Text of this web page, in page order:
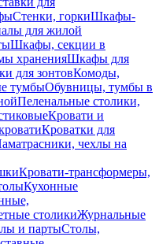
Стенки, горкиШкафы-
для жилой
Шкафы, секции в
храненияШкафы для
для зонтовКомоды,
тумбыОбувницы, тумбы в
Пеленальные столики,
Кровати и
Кроватки для
чехлы на
Кровати-трансформеры,
Кухонные
столикиЖурнальные
и партыСтолы,